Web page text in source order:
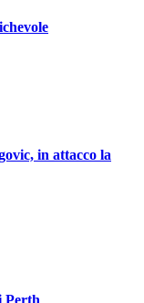
in attacco la
Perth